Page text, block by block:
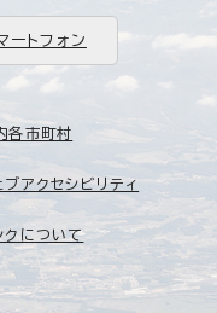
ートフォン
各市町村
ブアクセシビリティ
クについて